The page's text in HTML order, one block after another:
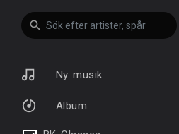
Ny musik
Album